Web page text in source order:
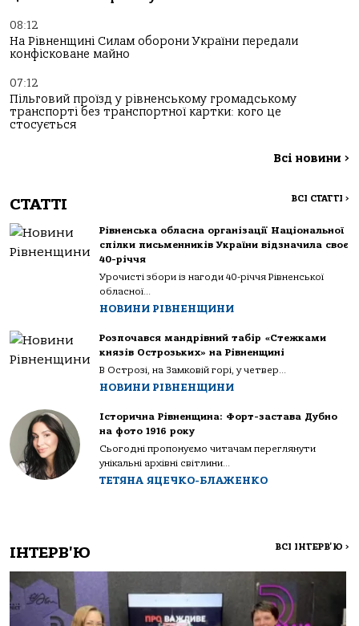
08:12
На Рівненщині Силам оборони України передали
конфісковане майно
07:12
Пільговий проїзд у рівненському громадському
транспорті без транспортної картки: кого це
стосується
Всі новини >
СТАТТІ ВСІ СТАТТІ >
Рівненська обласна організації Національної
спілки письменників України відзначила своє
40-річчя
Урочисті збори із нагоди 40-річчя Рівненської
обласної...
НОВИНИ РІВНЕНЩИНИ
Розпочався мандрівний табір «Стежками
князів Острозьких» на Рівненщині
В Острозі, на Замковій горі, у четвер...
НОВИНИ РІВНЕНЩИНИ
Історична Рівненщина: Форт-застава Дубно
на фото 1916 року
Сьогодні пропонуємо читачам переглянути
унікальні архівні світлини...
ТЕТЯНА ЯЦЕЧКО-БЛАЖЕНКО
ІНТЕРВ'Ю ВСІ ІНТЕРВ'Ю >